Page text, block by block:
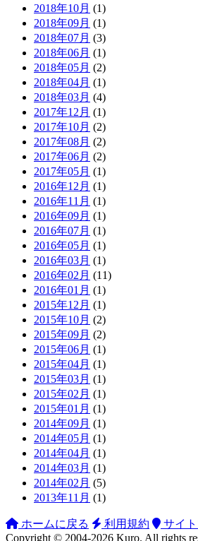
2018年10月 (1)
2018年09月 (1)
2018年07月 (3)
2018年06月 (1)
2018年05月 (2)
2018年04月 (1)
2018年03月 (4)
2017年12月 (1)
2017年10月 (2)
2017年08月 (2)
2017年06月 (2)
2017年05月 (1)
2016年12月 (1)
2016年11月 (1)
2016年09月 (1)
2016年07月 (1)
2016年05月 (1)
2016年03月 (1)
2016年02月 (11)
2016年01月 (1)
2015年12月 (1)
2015年10月 (2)
2015年09月 (2)
2015年06月 (1)
2015年04月 (1)
2015年03月 (1)
2015年02月 (1)
2015年01月 (1)
2014年09月 (1)
2014年05月 (1)
2014年04月 (1)
2014年03月 (1)
2014年02月 (5)
2013年11月 (1)
ホームに戻る 利用規約
サイ
Copyright © 2004-2026 Kuro. All rights